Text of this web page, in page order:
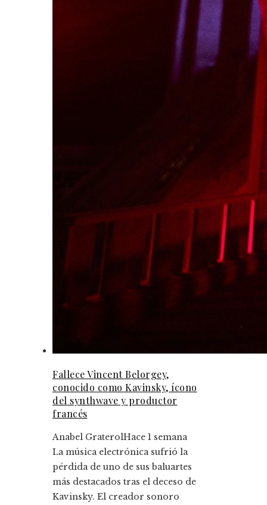
Fallece Vincent Belorgey,
conocido como Kavinsky, ícono
del synthwave y productor
francés
Anabel GraterolHace 1 semana
La música electrónica sufrió la
pérdida de uno de sus baluartes
más destacados tras el deceso de
Kavinsky. El creador sonoro